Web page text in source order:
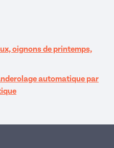
oignons de printemps,
automatique par